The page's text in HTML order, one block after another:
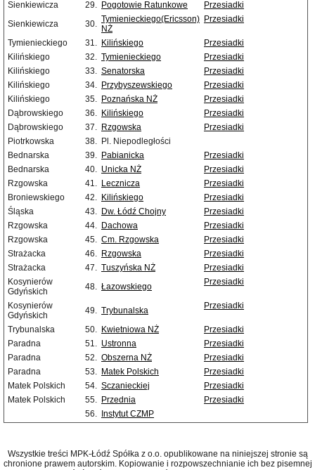
Sienkiewicza
29. Pogotowie Ratunkowe
Przesiadki
Sienkiewicza
30. Tymienieckiego(Ericsson)
NŻ
Przesiadki
Tymienieckiego 31. Kilińskiego
Przesiadki
Kilińskiego
32. Tymienieckiego
Przesiadki
Kilińskiego
33. Senatorska
Przesiadki
Kilińskiego
34. Przybyszewskiego
Przesiadki
Kilińskiego
35. Poznańska NŻ
Przesiadki
Dąbrowskiego
36. Kilińskiego
Przesiadki
Dąbrowskiego
37. Rzgowska
Przesiadki
Piotrkowska
38. Pl. Niepodległości
Bednarska
39. Pabianicka
Przesiadki
Bednarska
40. Unicka NŻ
Przesiadki
Rzgowska
41. Lecznicza
Przesiadki
Broniewskiego
42. Kilińskiego
Przesiadki
Śląska
43. Dw. Łódź Chojny
Przesiadki
Rzgowska
44. Dachowa
Przesiadki
Rzgowska
45. Cm. Rzgowska
Przesiadki
Strażacka
46. Rzgowska
Przesiadki
Strażacka
47. Tuszyńska NŻ
Przesiadki
Kosynierów
Gdyńskich
48. Łazowskiego Przesiadki
Kosynierów
Gdyńskich
49. Trybunalska Przesiadki
Trybunalska 50. Kwietniowa NŻ
Przesiadki
Paradna
51. Ustronna
Przesiadki
Paradna
52. Obszerna NŻ
Przesiadki
Paradna
53. Matek Polskich
Przesiadki
Matek Polskich
54. Sczanieckiej
Przesiadki
Matek Polskich
55. Przednia
Przesiadki
56.
Instytut CZMP
Wszystkie treści MPK-Łódź Spółka z o.o. opublikowane na niniejszej stronie są
chronione prawem autorskim. Kopiowanie i rozpowszechnianie ich bez pisemnej